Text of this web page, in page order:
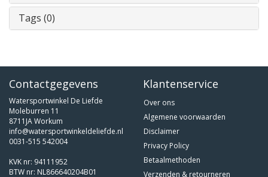
Tags (0)
Contactgegevens
Watersportwinkel De Liefde
Moleburren 11
8711JA Workum
info@watersportwinkeldeliefde.nl
0031-515 542004
KVK nr: 94111952
BTW nr: NL866640204B01
Klantenservice
Over ons
Algemene voorwaarden
Disclaimer
Privacy Policy
Betaalmethoden
Verzenden & retourneren